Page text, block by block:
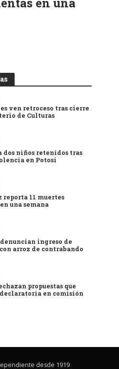
ven retroceso tras cierre
de Culturas
dos niños retenidos tras
en Potosí
reporta 11 muertes
una semana
ingreso de
arroz de contrabando
propuestas que
en comisión
desde 1919